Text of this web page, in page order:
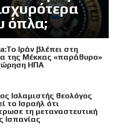
όπλα;
Ιράν βλέπει στη
της Μέκκας «παράθυρο»
ΗΠΑ
Ισλαμιστής θεολόγος
το Ισραήλ ότι
τη μεταναστευτική
Ισπανίας